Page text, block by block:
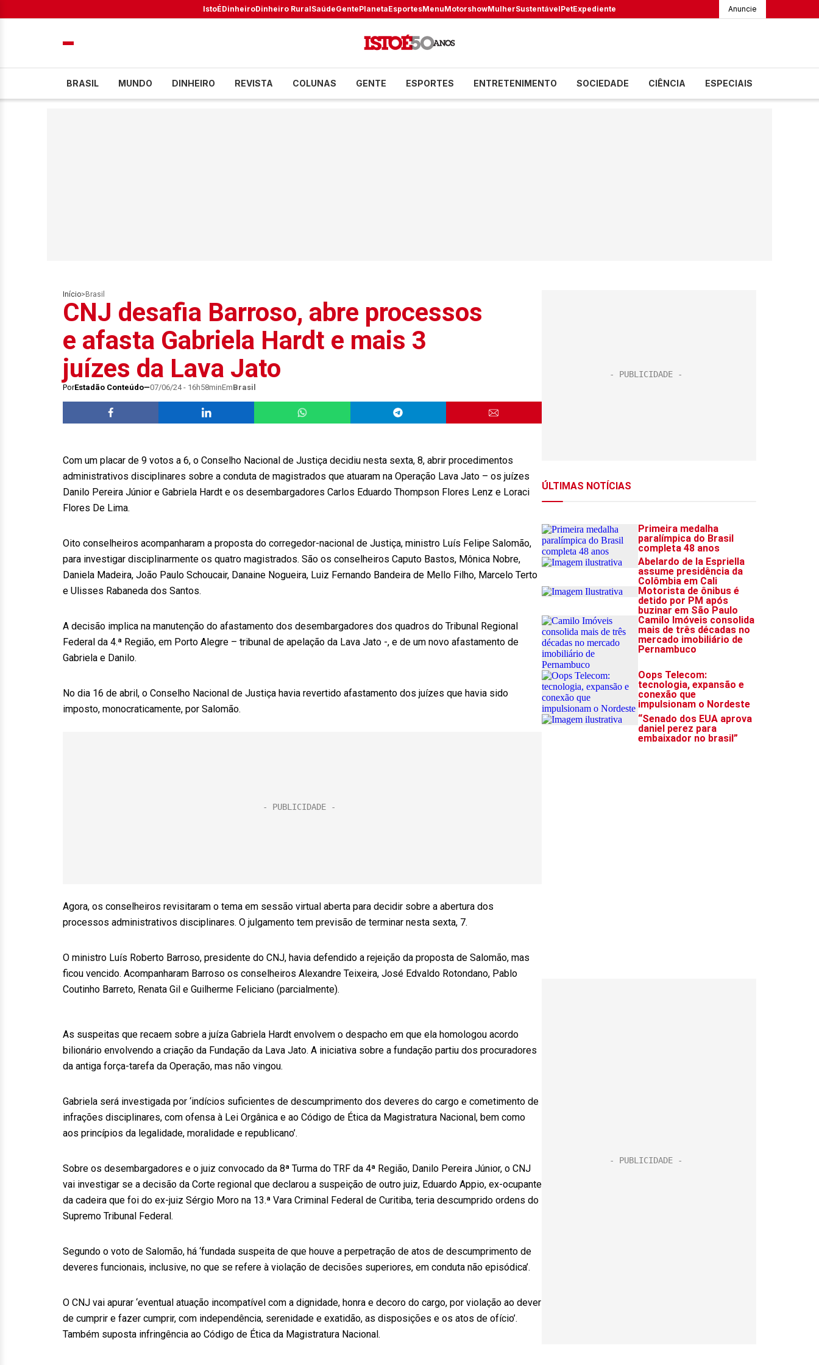
IstoÉDinheiroDinheiro RuralSaúdeGentePlanetaEsportesMenuMotorshowMulherSustentávelPetExpediente Anuncie
BRASIL MUNDO DINHEIRO REVISTA COLUNAS GENTE ESPORTES ENTRETENIMENTO SOCIEDADE CIÊNCIA ESPECIAIS
Início> Brasil
CNJ desafia Barroso, abre processos
e afasta Gabriela Hardt e mais 3
juízes da Lava Jato
PorEstadão Conteúdo 07/06/24 - 16h58minEmBrasil
Com um placar de 9 votos a 6, o Conselho Nacional de Justiça decidiu nesta sexta, 8, abrir procedimentos
administrativos disciplinares sobre a conduta de magistrados que atuaram na Operação Lava Jato – os juízes
Danilo Pereira Júnior e Gabriela Hardt e os desembargadores Carlos Eduardo Thompson Flores Lenz e Loraci
Flores De Lima.
Oito conselheiros acompanharam a proposta do corregedor-nacional de Justiça, ministro Luís Felipe Salomão,
para investigar disciplinarmente os quatro magistrados. São os conselheiros Caputo Bastos, Mônica Nobre,
Daniela Madeira, João Paulo Schoucair, Danaine Nogueira, Luiz Fernando Bandeira de Mello Filho, Marcelo Terto
e Ulisses Rabaneda dos Santos.
A decisão implica na manutenção do afastamento dos desembargadores dos quadros do Tribunal Regional
Federal da 4.ª Região, em Porto Alegre – tribunal de apelação da Lava Jato -, e de um novo afastamento de
Gabriela e Danilo.
No dia 16 de abril, o Conselho Nacional de Justiça havia revertido afastamento dos juízes que havia sido
imposto, monocraticamente, por Salomão.
Agora, os conselheiros revisitaram o tema em sessão virtual aberta para decidir sobre a abertura dos
processos administrativos disciplinares. O julgamento tem previsão de terminar nesta sexta, 7.
O ministro Luís Roberto Barroso, presidente do CNJ, havia defendido a rejeição da proposta de Salomão, mas
ficou vencido. Acompanharam Barroso os conselheiros Alexandre Teixeira, José Edvaldo Rotondano, Pablo
Coutinho Barreto, Renata Gil e Guilherme Feliciano (parcialmente).
As suspeitas que recaem sobre a juíza Gabriela Hardt envolvem o despacho em que ela homologou acordo
bilionário envolvendo a criação da Fundação da Lava Jato. A iniciativa sobre a fundação partiu dos procuradores
da antiga força-tarefa da Operação, mas não vingou.
Gabriela será investigada por ‘indícios suficientes de descumprimento dos deveres do cargo e cometimento de
infrações disciplinares, com ofensa à Lei Orgânica e ao Código de Ética da Magistratura Nacional, bem como
aos princípios da legalidade, moralidade e republicano’.
Sobre os desembargadores e o juiz convocado da 8ª Turma do TRF da 4ª Região, Danilo Pereira Júnior, o CNJ
vai investigar se a decisão da Corte regional que declarou a suspeição de outro juiz, Eduardo Appio, ex-ocupante
da cadeira que foi do ex-juiz Sérgio Moro na 13.ª Vara Criminal Federal de Curitiba, teria descumprido ordens do
Supremo Tribunal Federal.
Segundo o voto de Salomão, há ‘fundada suspeita de que houve a perpetração de atos de descumprimento de
deveres funcionais, inclusive, no que se refere à violação de decisões superiores, em conduta não episódica’.
O CNJ vai apurar ‘eventual atuação incompatível com a dignidade, honra e decoro do cargo, por violação ao dever
de cumprir e fazer cumprir, com independência, serenidade e exatidão, as disposições e os atos de ofício’.
Também suposta infringência ao Código de Ética da Magistratura Nacional.